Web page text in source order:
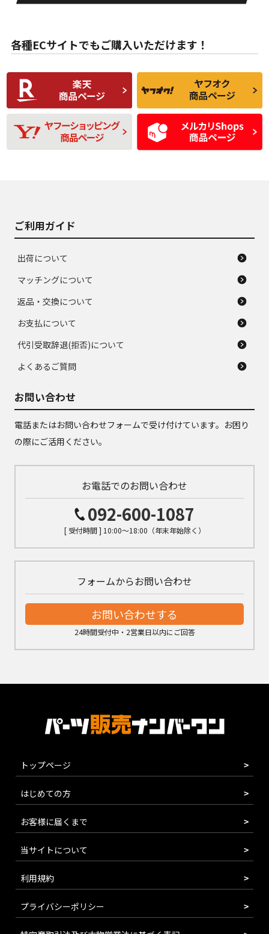
な中古品
んどない中古品
C
比較的きれいな中古
品
C
られるが、使用に問
題のない中古品
D
使用感や目立つ傷が
あり、一般的な中古
品
D
残り溝も少なく、偏
磨耗がみられ、短期
間使用できるくらい
の中古品
各種ECサイトでもご購入いただけます！
ご利用ガイド
出荷について
マッチングについて
返品・交換について
お支払について
代引受取辞退(拒否)について
よくあるご質問
お問い合わせ
電話またはお問い合わせフォームで受け付けています。お困り
の際にご活用ください。
お電話でのお問い合わせ
092-600-1087
[ 受付時間 ] 10:00～18:00（年末年始除く）
フォームからお問い合わせ
お問い合わせする
24時間受付中・2営業日以内にご回答
トップページ
はじめての方
お客様に届くまで
当サイトについて
利用規約
プライバシーポリシー